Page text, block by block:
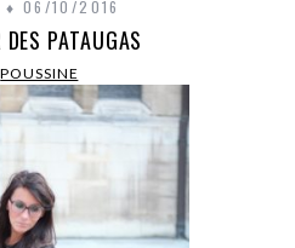
06/10/2016
PATAUGAS
POUSSINE